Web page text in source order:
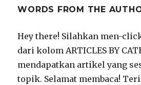
WORDS FROM THE
Hey there! Silahkan men-
dari kolom ARTICLES BY
mendapatkan artikel yang
topik. Selamat membaca!